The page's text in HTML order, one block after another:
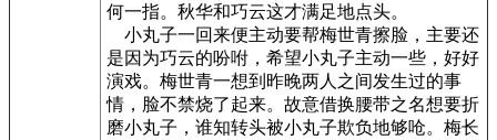
何一指。秋华和巧云这才满足地点头。
小丸子一回来便主动要帮梅世青擦脸，主要还
是因为巧云的吩咐，希望小丸子主动一些，好好
演戏。梅世青一想到昨晚两人之间发生过的事
情，脸不禁烧了起来。故意借换腰带之名想要折
磨小丸子，谁知转头被小丸子欺负地够呛。梅长